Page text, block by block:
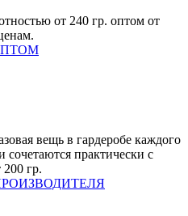
от 240 гр. оптом от
вещь в гардеробе каждого
практически с
гр.